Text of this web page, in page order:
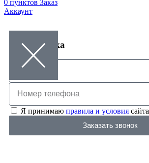
0 пунктов Заказ
Аккаунт
Заказ звонка
Я принимаю правила и условия сайта
Заказать звонок